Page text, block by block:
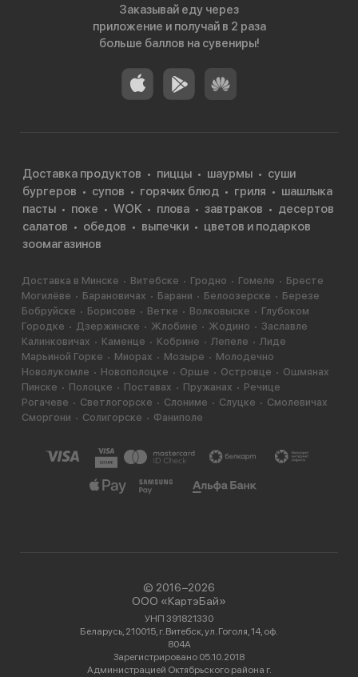
Заказывай еду через
приложение и получай в 2 раза
больше баллов на сувениры!
Доставка продуктов пиццы шаурмы
суши
бургеров
супов горячих блюд гриля
шашлыка
пасты
поке WOK плова завтраков
десертов
салатов
обедов выпечки
цветов и подарков
зоомагазинов
Доставка в Минске Витебске Гродно Гомеле
Бресте
Могилёве
Барановичах Барани Белоозерске
Березе
Бобруйске
Борисове Ветке Волковыске
Глубоком
Городке
Дзержинске Жлобине Жодино
Заславле
Калинковичах
Каменце Кобрине Лепеле
Лиде
Марьиной Горке
Миорах Мозыре
Молодечно
Новолукомле
Новополоцке Орше Островце
Ошмянах
Пинске
Полоцке Поставах Пружанах
Речице
Рогачеве
Светлогорске Слониме Слуцке
Смолевичах
Сморгони
Солигорске Фаниполе
© 2016−2026
ООО «КартэБай»
УНП 391821330
Беларусь, 210015, г. Витебск, ул. Гоголя, 14, оф.
804А
Зарегистрировано 05.10.2018
Администрацией Октябрьского района г.